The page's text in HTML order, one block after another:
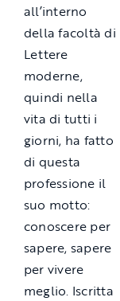
all’interno
della facoltà di
Lettere
moderne,
quindi nella
vita di tutti i
giorni, ha fatto
di questa
professione il
suo motto:
conoscere per
sapere, sapere
per vivere
meglio. Iscritta